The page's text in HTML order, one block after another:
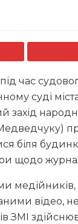
час
суді
захід
Медведчуку)
біля
щодо
відео,
ЗМІ